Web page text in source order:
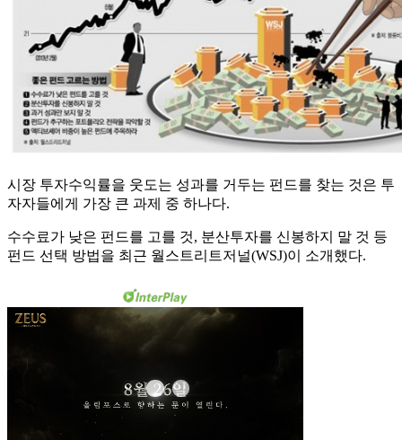
시장 투자수익률을 웃도는 성과를 거두는 펀드를 찾는 것은 투
자자들에게 가장 큰 과제 중 하나다.
수수료가 낮은 펀드를 고를 것, 분산투자를 신봉하지 말 것 등
펀드 선택 방법을 최근 월스트리트저널(WSJ)이 소개했다.